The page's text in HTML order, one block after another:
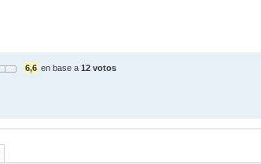
6,6 en base a 12 votos